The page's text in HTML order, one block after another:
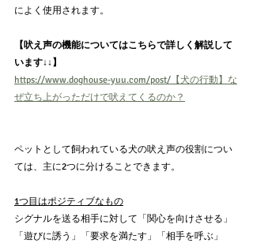
によく使用されます。
【吠え声の機能についてはこちらで詳しく解説して
います↓↓】
https://www.doghouse-yuu.com/post/【犬の行動】な
ぜ立ち上がっただけで吠えてくるのか？
ペットとして飼われている犬の吠え声の役割につい
ては、主に2つに分けることできます。
1つ目はポジティブなもの
シグナルを送る相手に対して「関心を向けさせる」
「遊びに誘う」「要求を満たす」「相手を呼ぶ」